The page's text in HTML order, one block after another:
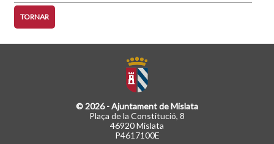
TORNAR
© 2026 - Ajuntament de Mislata
Plaça de la Constitució, 8
46920 Mislata
P4617100E